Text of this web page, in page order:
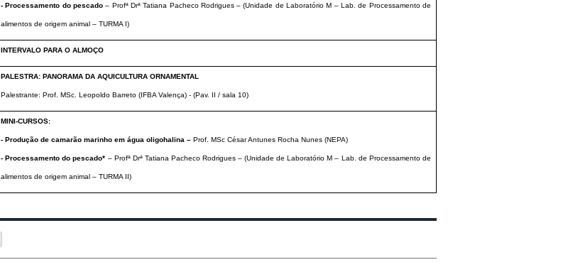
- Processamento do pescado– Profª Drª Tatiana Pacheco Rodrigues – (Unidade de Laboratório M – Lab. de Processamento de
alimentos de origem animal – TURMA I)
INTERVALO PARA O ALMOÇO
PALESTRA: PANORAMA DA AQUICULTURA ORNAMENTAL
Palestrante: Prof. MSc. Leopoldo Barreto (IFBA Valença) - (Pav. II / sala 10)
MINI-CURSOS:
- Produção de camarão marinho em água oligohalina –Prof. MSc César Antunes Rocha Nunes (NEPA)
- Processamento do pescado* – Profª Drª Tatiana Pacheco Rodrigues – (Unidade de Laboratório M – Lab. de Processamento de
alimentos de origem animal – TURMA II)